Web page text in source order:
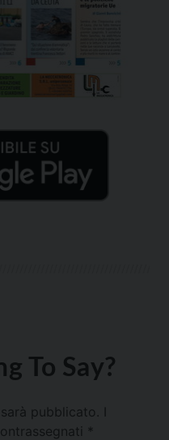
To Say?
pubblicato.
*